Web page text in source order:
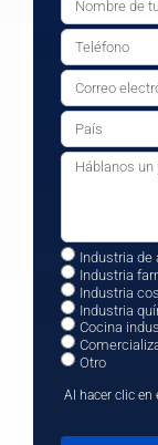
Industria de
Industria
Industria
Industria
Cocina
Otro
Al hacer clic en